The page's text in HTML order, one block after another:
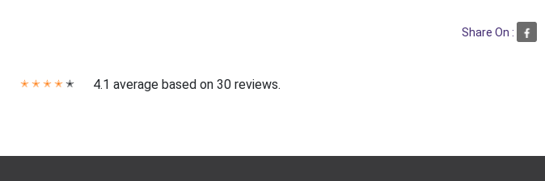
Share On :
✭ ✭ ✭ ✭ ✭ 4.1 average based on 30 reviews.